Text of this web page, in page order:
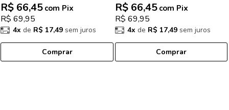
R$ 69,95
R$ 66,45 com Pix
4x de R$ 17,49sem juros
Comprar
R$ 69,95
R$ 66,45 com Pix
4x de R$ 17,49 sem juros
Comprar